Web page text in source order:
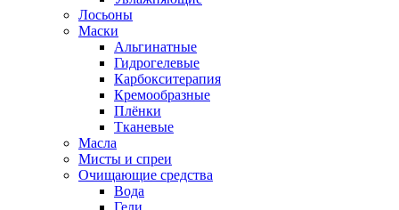
Лосьоны
Маски
Альгинатные
Гидрогелевые
Карбокситерапия
Кремообразные
Плёнки
Тканевые
Масла
Мисты и спреи
Очищающие средства
Вода